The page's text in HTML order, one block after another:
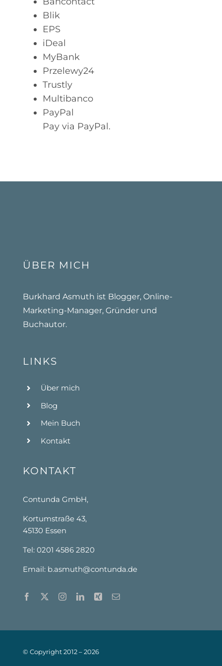
Presse
Mein Buch kaufen
Kontakt
🧺
Blik
EPS
iDeal
MyBank
Przelewy24
Trustly
Multibanco
PayPal
Pay via PayPal.
ÜBER MICH
Burkhard Asmuth ist Blogger, Online-
Marketing-Manager, Gründer und
Buchautor.
LINKS
Über mich
Blog
Mein Buch
Kontakt
KONTAKT
Contunda GmbH,
Kortumstraße 43,
45130 Essen
Tel: 0201 4586 2820
Email: b.asmuth@contunda.de
© Copyright 2012 –2026